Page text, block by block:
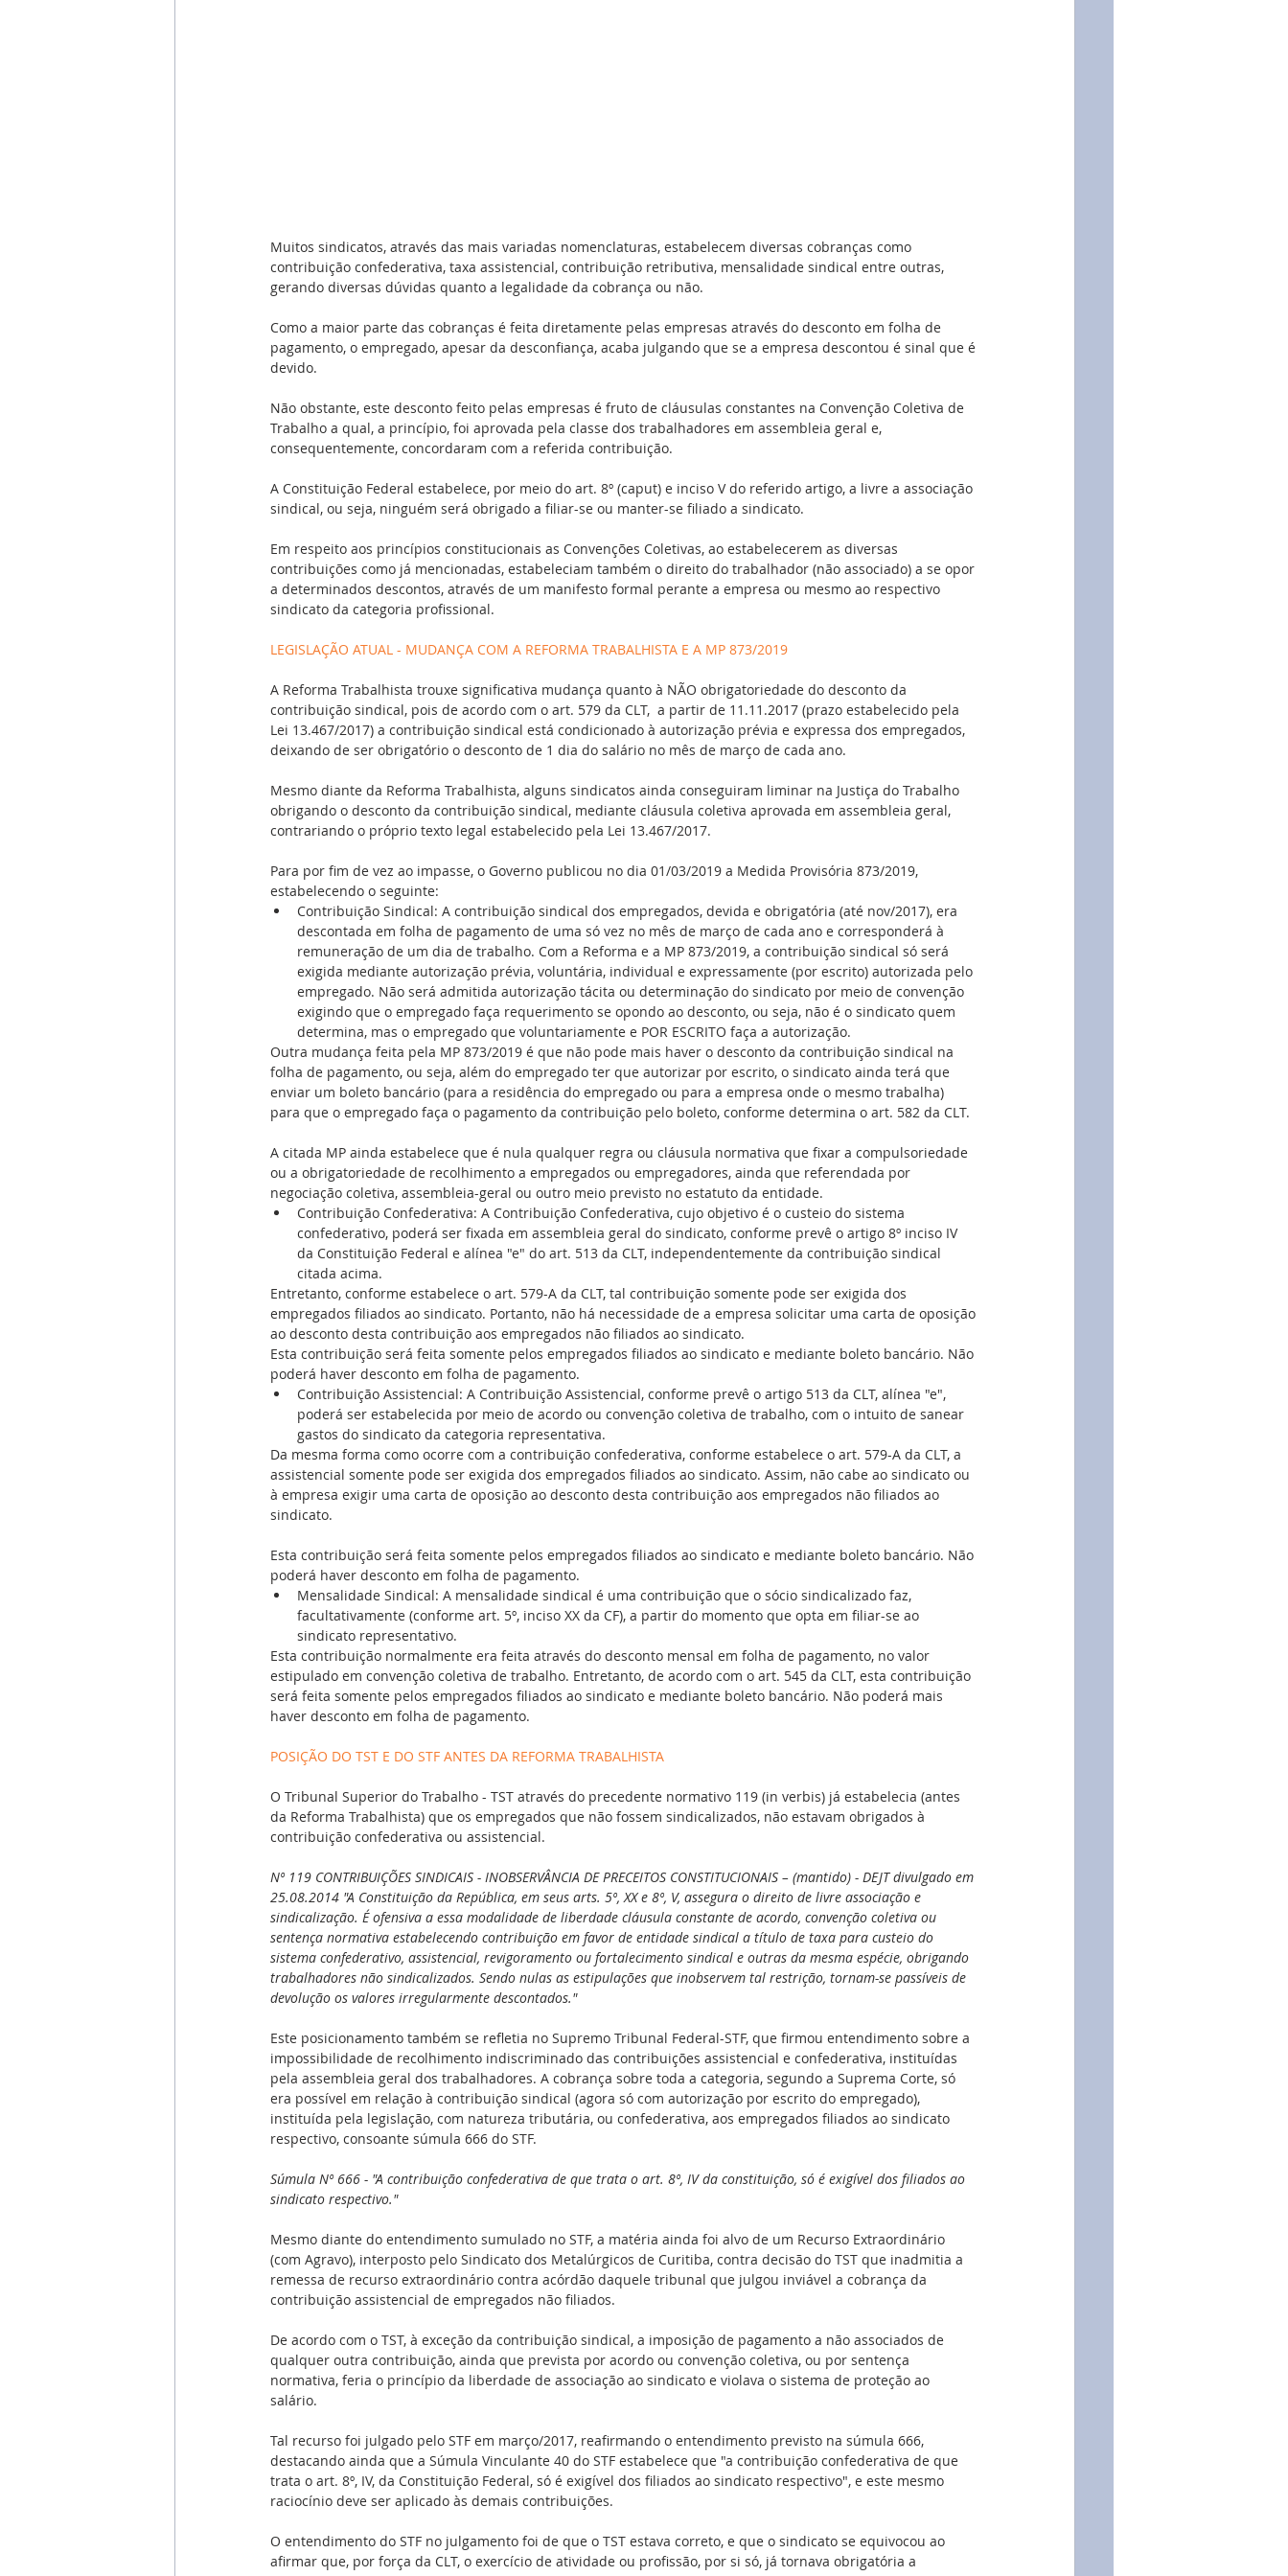
Muitos sindicatos, através das mais variadas nomenclaturas, estabelecem diversas cobranças como
contribuição confederativa, taxa assistencial, contribuição retributiva, mensalidade sindical entre outras,
gerando diversas dúvidas quanto a legalidade da cobrança ou não.
Como a maior parte das cobranças é feita diretamente pelas empresas através do desconto em folha de
pagamento, o empregado, apesar da desconfiança, acaba julgando que se a empresa descontou é sinal que é
devido.
Não obstante, este desconto feito pelas empresas é fruto de cláusulas constantes na Convenção Coletiva de
Trabalho a qual, a princípio, foi aprovada pela classe dos trabalhadores em assembleia geral e,
consequentemente, concordaram com a referida contribuição.
A Constituição Federal estabelece, por meio do art. 8º (caput) e inciso V do referido artigo, a livre a associação
sindical, ou seja, ninguém será obrigado a filiar-se ou manter-se filiado a sindicato.
Em respeito aos princípios constitucionais as Convenções Coletivas, ao estabelecerem as diversas
contribuições como já mencionadas, estabeleciam também o direito do trabalhador (não associado) a se opor
a determinados descontos, através de um manifesto formal perante a empresa ou mesmo ao respectivo
sindicato da categoria profissional.
LEGISLAÇÃO ATUAL - MUDANÇA COM A REFORMA TRABALHISTA E A MP 873/2019
A Reforma Trabalhista trouxe significativa mudança quanto à NÃO obrigatoriedade do desconto da
contribuição sindical, pois de acordo com o art. 579 da CLT,  a partir de 11.11.2017 (prazo estabelecido pela
Lei 13.467/2017) a contribuição sindical está condicionado à autorização prévia e expressa dos empregados,
deixando de ser obrigatório o desconto de 1 dia do salário no mês de março de cada ano.
Mesmo diante da Reforma Trabalhista, alguns sindicatos ainda conseguiram liminar na Justiça do Trabalho
obrigando o desconto da contribuição sindical, mediante cláusula coletiva aprovada em assembleia geral,
contrariando o próprio texto legal estabelecido pela Lei 13.467/2017.
Para por fim de vez ao impasse, o Governo publicou no dia 01/03/2019 a Medida Provisória 873/2019,
estabelecendo o seguinte:
Contribuição Sindical: A contribuição sindical dos empregados, devida e obrigatória (até nov/2017), era
descontada em folha de pagamento de uma só vez no mês de março de cada ano e corresponderá à
remuneração de um dia de trabalho. Com a Reforma e a MP 873/2019, a contribuição sindical só será
exigida mediante autorização prévia, voluntária, individual e expressamente (por escrito) autorizada pelo
empregado. Não será admitida autorização tácita ou determinação do sindicato por meio de convenção
exigindo que o empregado faça requerimento se opondo ao desconto, ou seja, não é o sindicato quem
determina, mas o empregado que voluntariamente e POR ESCRITO faça a autorização.
Outra mudança feita pela MP 873/2019 é que não pode mais haver o desconto da contribuição sindical na
folha de pagamento, ou seja, além do empregado ter que autorizar por escrito, o sindicato ainda terá que
enviar um boleto bancário (para a residência do empregado ou para a empresa onde o mesmo trabalha)
para que o empregado faça o pagamento da contribuição pelo boleto, conforme determina o art. 582 da CLT.
A citada MP ainda estabelece que é nula qualquer regra ou cláusula normativa que fixar a compulsoriedade
ou a obrigatoriedade de recolhimento a empregados ou empregadores, ainda que referendada por
negociação coletiva, assembleia-geral ou outro meio previsto no estatuto da entidade.
Contribuição Confederativa: A Contribuição Confederativa, cujo objetivo é o custeio do sistema
confederativo, poderá ser fixada em assembleia geral do sindicato, conforme prevê o artigo 8º inciso IV
da Constituição Federal e alínea "e" do art. 513 da CLT, independentemente da contribuição sindical
citada acima.
Entretanto, conforme estabelece o art. 579-A da CLT, tal contribuição somente pode ser exigida dos
empregados filiados ao sindicato. Portanto, não há necessidade de a empresa solicitar uma carta de oposição
ao desconto desta contribuição aos empregados não filiados ao sindicato.
Esta contribuição será feita somente pelos empregados filiados ao sindicato e mediante boleto bancário. Não
poderá haver desconto em folha de pagamento.
Contribuição Assistencial: A Contribuição Assistencial, conforme prevê o artigo 513 da CLT, alínea "e",
poderá ser estabelecida por meio de acordo ou convenção coletiva de trabalho, com o intuito de sanear
gastos do sindicato da categoria representativa.
Da mesma forma como ocorre com a contribuição confederativa, conforme estabelece o art. 579-A da CLT, a
assistencial somente pode ser exigida dos empregados filiados ao sindicato. Assim, não cabe ao sindicato ou
à empresa exigir uma carta de oposição ao desconto desta contribuição aos empregados não filiados ao
sindicato.
Esta contribuição será feita somente pelos empregados filiados ao sindicato e mediante boleto bancário. Não
poderá haver desconto em folha de pagamento.
Mensalidade Sindical: A mensalidade sindical é uma contribuição que o sócio sindicalizado faz,
facultativamente (conforme art. 5º, inciso XX da CF), a partir do momento que opta em filiar-se ao
sindicato representativo.
Esta contribuição normalmente era feita através do desconto mensal em folha de pagamento, no valor
estipulado em convenção coletiva de trabalho. Entretanto, de acordo com o art. 545 da CLT, esta contribuição
será feita somente pelos empregados filiados ao sindicato e mediante boleto bancário. Não poderá mais
haver desconto em folha de pagamento.
POSIÇÃO DO TST E DO STF ANTES DA REFORMA TRABALHISTA
O Tribunal Superior do Trabalho - TST através do precedente normativo 119 (in verbis) já estabelecia (antes
da Reforma Trabalhista) que os empregados que não fossem sindicalizados, não estavam obrigados à
contribuição confederativa ou assistencial.
Nº 119 CONTRIBUIÇÕES SINDICAIS - INOBSERVÂNCIA DE PRECEITOS CONSTITUCIONAIS – (mantido) - DEJT divulgado em
25.08.2014 "A Constituição da República, em seus arts. 5º, XX e 8º, V, assegura o direito de livre associação e
sindicalização. É ofensiva a essa modalidade de liberdade cláusula constante de acordo, convenção coletiva ou
sentença normativa estabelecendo contribuição em favor de entidade sindical a título de taxa para custeio do
sistema confederativo, assistencial, revigoramento ou fortalecimento sindical e outras da mesma espécie, obrigando
trabalhadores não sindicalizados. Sendo nulas as estipulações que inobservem tal restrição, tornam-se passíveis de
devolução os valores irregularmente descontados."
Este posicionamento também se refletia no Supremo Tribunal Federal-STF, que firmou entendimento sobre a
impossibilidade de recolhimento indiscriminado das contribuições assistencial e confederativa, instituídas
pela assembleia geral dos trabalhadores. A cobrança sobre toda a categoria, segundo a Suprema Corte, só
era possível em relação à contribuição sindical (agora só com autorização por escrito do empregado),
instituída pela legislação, com natureza tributária, ou confederativa, aos empregados filiados ao sindicato
respectivo, consoante súmula 666 do STF.
Súmula Nº 666 - "A contribuição confederativa de que trata o art. 8º, IV da constituição, só é exigível dos filiados ao
sindicato respectivo."
Mesmo diante do entendimento sumulado no STF, a matéria ainda foi alvo de um Recurso Extraordinário
(com Agravo), interposto pelo Sindicato dos Metalúrgicos de Curitiba, contra decisão do TST que inadmitia a
remessa de recurso extraordinário contra acórdão daquele tribunal que julgou inviável a cobrança da
contribuição assistencial de empregados não filiados.
De acordo com o TST, à exceção da contribuição sindical, a imposição de pagamento a não associados de
qualquer outra contribuição, ainda que prevista por acordo ou convenção coletiva, ou por sentença
normativa, feria o princípio da liberdade de associação ao sindicato e violava o sistema de proteção ao
salário.
Tal recurso foi julgado pelo STF em março/2017, reafirmando o entendimento previsto na súmula 666,
destacando ainda que a Súmula Vinculante 40 do STF estabelece que "a contribuição confederativa de que
trata o art. 8º, IV, da Constituição Federal, só é exigível dos filiados ao sindicato respectivo", e este mesmo
raciocínio deve ser aplicado às demais contribuições.
O entendimento do STF no julgamento foi de que o TST estava correto, e que o sindicato se equivocou ao
afirmar que, por força da CLT, o exercício de atividade ou profissão, por si só, já tornava obrigatória a